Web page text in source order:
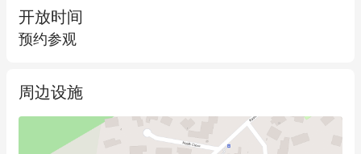
- 门前充足停车位，平层通道便捷
免责声明：Asset Realty Gordon已尽核实之责但对信息准确性不
作担保。部分信息源自外部渠道未经验证，敬请自行核查确认。
开放时间
预约参观
周边设施